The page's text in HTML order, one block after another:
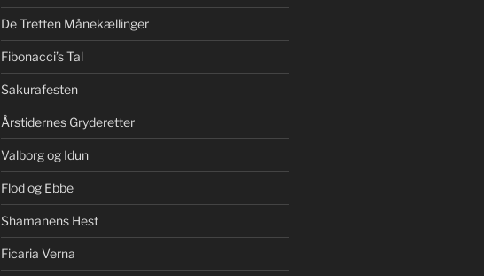
De Tretten Månekællinger
Fibonacci’s Tal
Sakurafesten
Årstidernes Gryderetter
Valborg og Idun
Flod og Ebbe
Shamanens Hest
Ficaria Verna